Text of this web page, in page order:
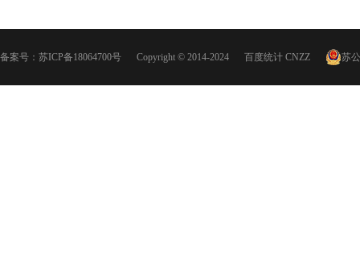
备案号： 苏ICP备18064700号 Copyright © 2014-2024 百度统计 CNZZ 苏